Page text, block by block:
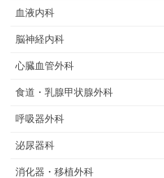
血液内科
脳神経内科
心臓血管外科
食道・乳腺甲状腺外科
呼吸器外科
泌尿器科
消化器・移植外科